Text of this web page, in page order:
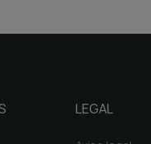
LEGAL